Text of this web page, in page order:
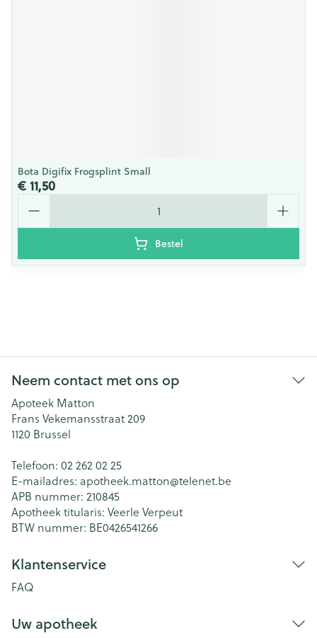
Bota Digifix Frogsplint Small
€ 11,50
Aantal
Bestel
Neem contact met ons op
Apoteek Matton
Frans Vekemansstraat 209
1120 Brussel
Telefoon: 02 262 02 25
E-mailadres: apotheek.matton@telenet.be
APB nummer: 210845
Apotheek titularis: Veerle Verpeut
BTW nummer: BE0426541266
Klantenservice
FAQ
Uw apotheek